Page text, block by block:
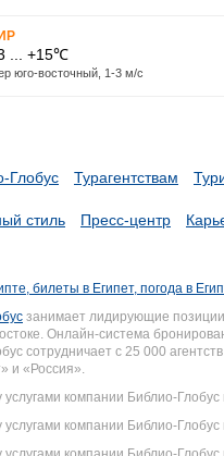
... +15℃
юго-восточный, 1-3 м/с
Глобус Турагентствам
стиль Пресс-центр
билеты в Египет, погода в
занимает лидирующие
Онлайн-система
сотрудничает с 25 000
и «Россия».
услугами компании Библио-
услугами компании Библио-